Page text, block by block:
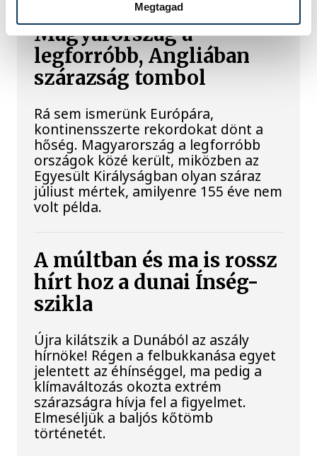
Megtagad
Rekordok Európában –
Magyarország a
legforróbb, Angliában
szárazság tombol
Rá sem ismerünk Európára,
kontinensszerte rekordokat dönt a
hőség. Magyarország a legforróbb
országok közé került, miközben az
Egyesült Királyságban olyan száraz
júliust mértek, amilyenre 155 éve nem
volt példa.
A múltban és ma is rossz
hírt hoz a dunai Ínség-
szikla
Újra kilátszik a Dunából az aszály
hírnöke! Régen a felbukkanása egyet
jelentett az éhínséggel, ma pedig a
klímaváltozás okozta extrém
szárazságra hívja fel a figyelmet.
Elmeséljük a baljós kőtömb
történetét.